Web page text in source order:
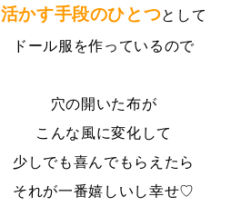
活かす手段のひとつとして
ドール服を作っているので
穴の開いた布が
こんな風に変化して
少しでも喜んでもらえたら
それが一番嬉しいし幸せ♡